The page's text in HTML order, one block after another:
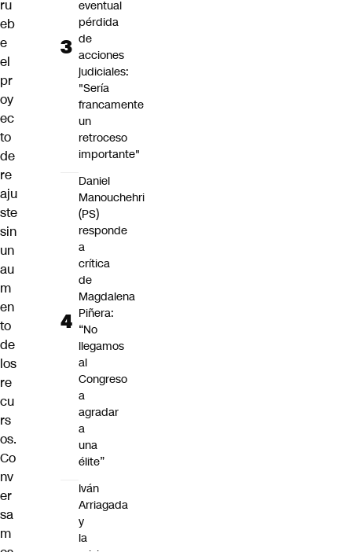
ru
eb
e
el
pr
oy
ec
to
de
re
aju
ste
sin
un
au
m
en
to
de
los
re
cu
rs
os.
Co
nv
er
sa
m
eventual
pérdida
de
acciones
judiciales:
"Sería
francamente
un
retroceso
importante"
Daniel
Manouchehri
(PS)
responde
a
crítica
de
Magdalena
Piñera:
“No
llegamos
al
Congreso
a
agradar
a
una
élite”
Iván
Arriagada
y
la